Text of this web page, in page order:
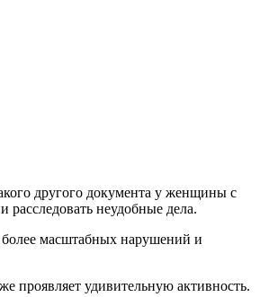
другого документа у женщины с
неудобные дела.
более масштабных нарушений и
проявляет удивительную активность.